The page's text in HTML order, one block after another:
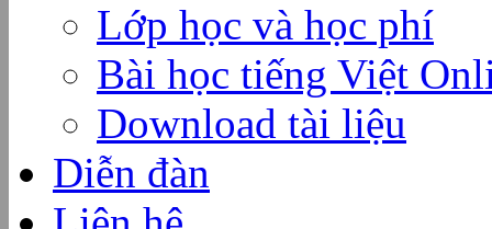
Lớp học và học phí
Bài học tiếng Việt
Download tài liệu
Diễn đàn